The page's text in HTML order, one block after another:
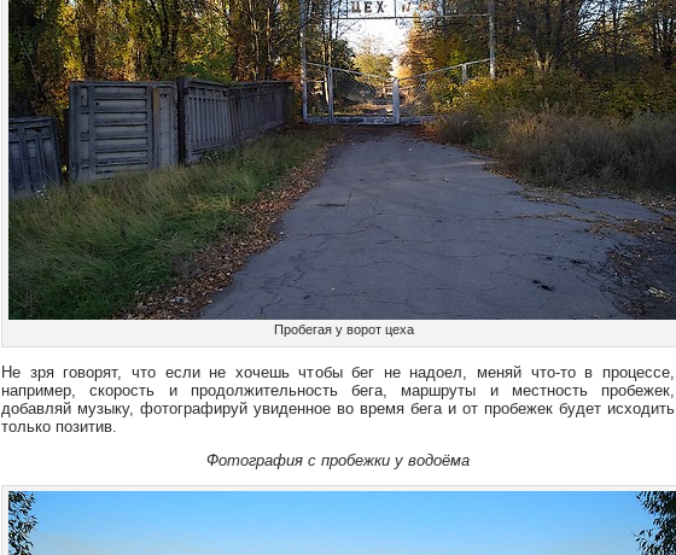
Пробегая у ворот цеха
Не зря говорят, что если не хочешь чтобы бег не надоел, меняй что-то в процессе,
например, скорость и продолжительность бега, маршруты и местность пробежек,
добавляй музыку, фотографируй увиденное во время бега и от пробежек будет исходить
только позитив.
Фотография с пробежки у водоёма